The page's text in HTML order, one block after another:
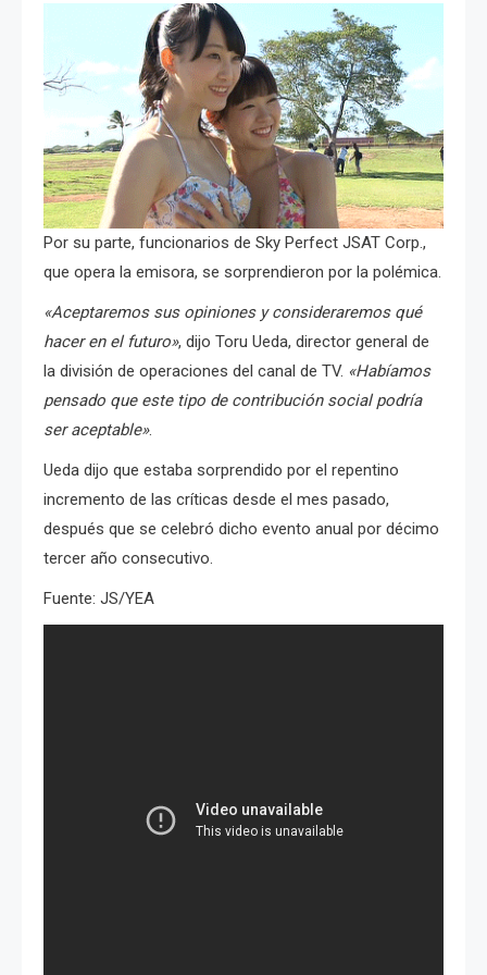
Por su parte, funcionarios de Sky Perfect JSAT Corp.,
que opera la emisora, se sorprendieron por la polémica.
«Aceptaremos sus opiniones y consideraremos qué
hacer en el futuro», dijo Toru Ueda, director general de
la división de operaciones del canal de TV. «Habíamos
pensado que este tipo de contribución social podría
ser aceptable».
Ueda dijo que estaba sorprendido por el repentino
incremento de las críticas desde el mes pasado,
después que se celebró dicho evento anual por décimo
tercer año consecutivo.
Fuente: JS/YEA